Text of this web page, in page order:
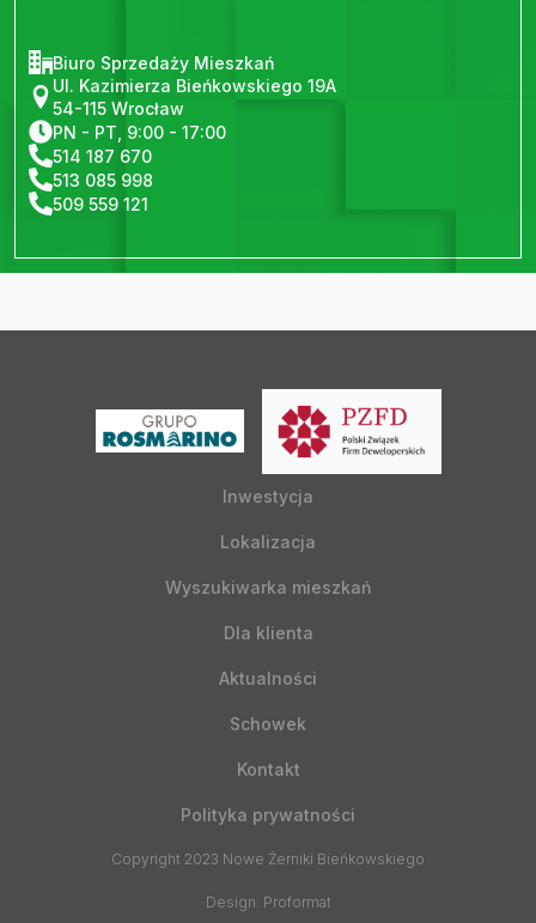
Biuro Sprzedaży Mieszkań
Ul. Kazimierza Bieńkowskiego 19A
54-115 Wrocław
PN - PT, 9:00 - 17:00
514 187 670
513 085 998
509 559 121
Inwestycja
Lokalizacja
Wyszukiwarka mieszkań
Dla klienta
Aktualności
Schowek
Kontakt
Polityka prywatności
Copyright 2023 Nowe Żerniki Bieńkowskiego
Design: Proformat